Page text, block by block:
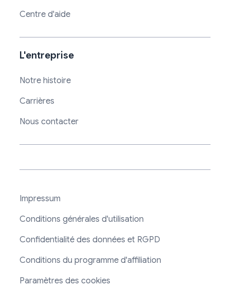
Centre d'aide
L'entreprise
Notre histoire
Carrières
Nous contacter
Impressum
Conditions générales d'utilisation
Confidentialité des données et RGPD
Conditions du programme d'affiliation
Paramètres des cookies